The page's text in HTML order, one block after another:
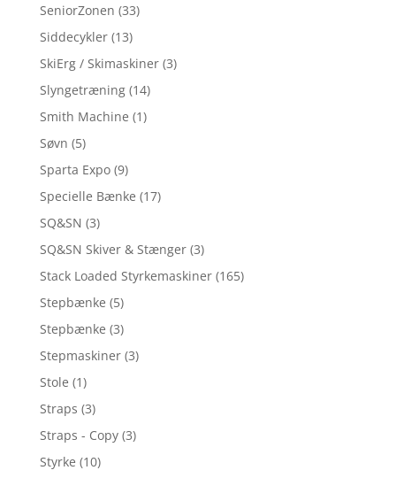
SeniorZonen (33)
Siddecykler (13)
SkiErg / Skimaskiner (3)
Slyngetræning (14)
Smith Machine (1)
Søvn (5)
Sparta Expo (9)
Specielle Bænke (17)
SQ&SN (3)
SQ&SN Skiver & Stænger (3)
Stack Loaded Styrkemaskiner (165)
Stepbænke (5)
Stepbænke (3)
Stepmaskiner (3)
Stole (1)
Straps (3)
Straps - Copy (3)
Styrke (10)